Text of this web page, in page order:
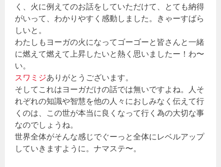
く、火に例えてのお話をしていただけて、とても納得
がいって、わかりやすく感動しました。きゃーすばら
しいと。
わたしもヨーガの火になってゴーゴーと皆さんと一緒
に燃えて燃えて上昇したいと熱く思いましたー！わ〜
い。
スワミジありがとうございます。
そしてこれはヨーガだけの話では無いですよね。人そ
れぞれの知識や智慧を他の人々におしみなく伝えて行
くのは、この世が本当に良くなって行く為の大切な事
なのでしょうね。
世界全体がそんな感じでぐーっと全体にレベルアップ
していきますように。ナマステ〜。